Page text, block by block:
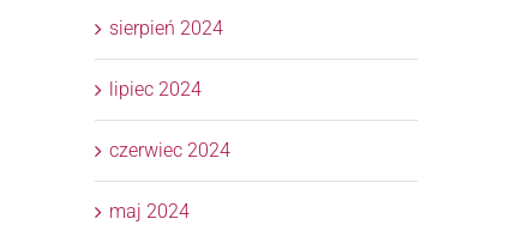
sierpień 2024
lipiec 2024
czerwiec 2024
maj 2024